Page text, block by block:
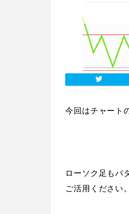
今回はチャート
ローソク足もパ
ご活用ください。